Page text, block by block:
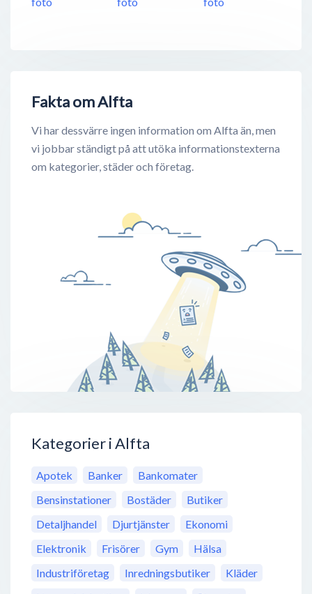
Fakta om Alfta
Vi har dessvärre ingen information om Alfta än, men
vi jobbar ständigt på att utöka informationstexterna
om kategorier, städer och företag.
Kategorier i Alfta
Apotek Banker
Bankomater
Bensinstationer
Bostäder
Butiker
Detaljhandel
Djurtjänster
Ekonomi
Elektronik
Frisörer Gym
Hälsa
Industriföretag
Inredningsbutiker
Kläder